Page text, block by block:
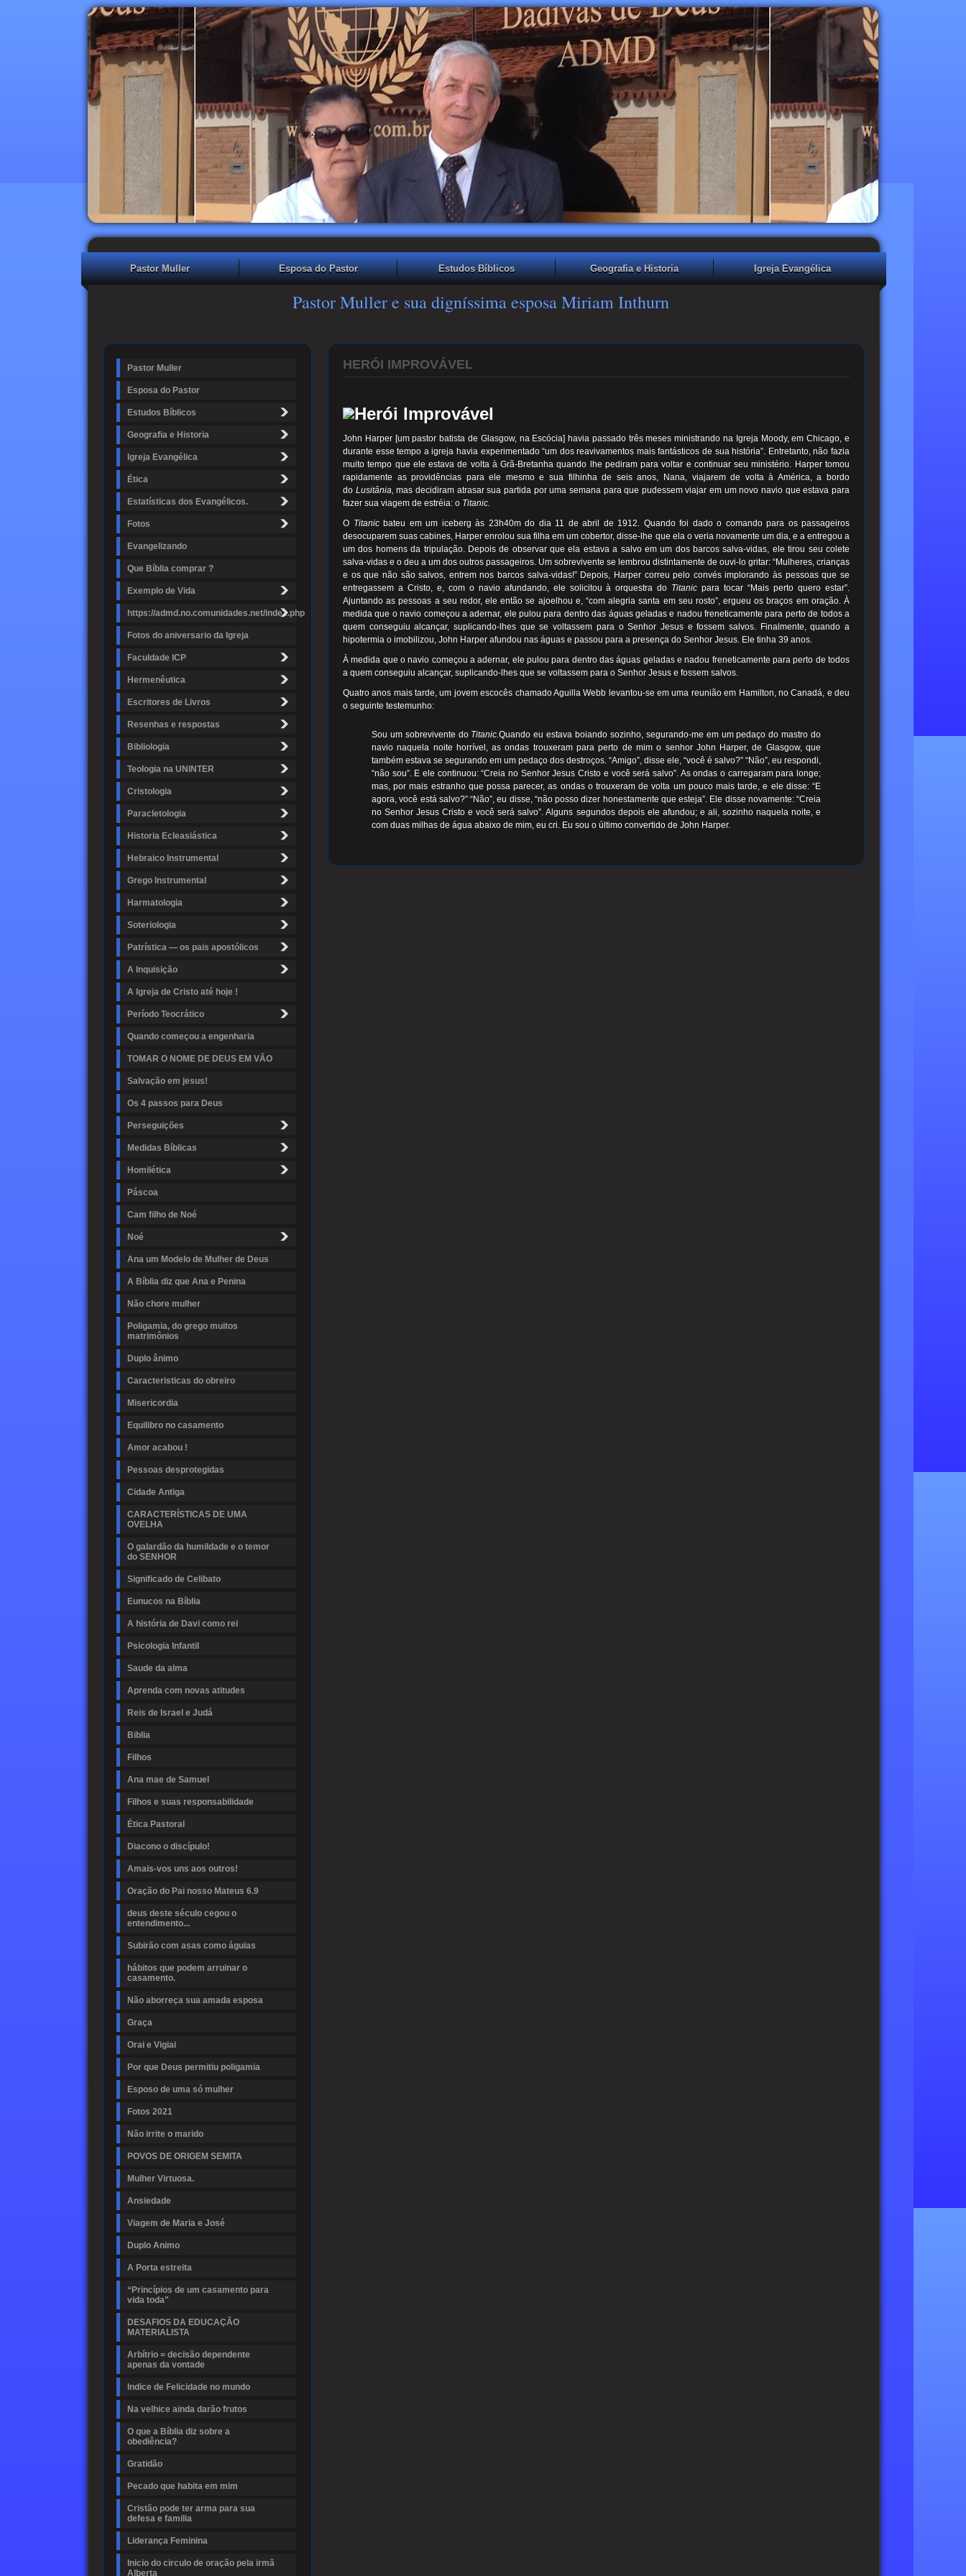
Pastor Muller Esposa do Pastor Estudos Bíblicos Geografia e Historia Igreja Evangélica
Pastor Muller e sua digníssima esposa Miriam Inthurn
Pastor Muller
Esposa do Pastor
Estudos Bíblicos
Geografia e Historia
Igreja Evangélica
Ética
Estatísticas dos Evangélicos.
Fotos
Evangelizando
Que Bíblia comprar ?
Exemplo de Vida
https://admd.no.comunidades.net/index.php
Fotos do aniversario da Igreja
Faculdade ICP
Hermenêutica
Escritores de Livros
Resenhas e respostas
Bibliologia
Teologia na UNINTER
Cristologia
Paracletologia
Historia Ecleasiástica
Hebraico Instrumental
Grego Instrumental
Harmatologia
Soteriologia
Patrística — os pais apostólicos
A Inquisição
A Igreja de Cristo até hoje !
Período Teocrático
Quando começou a engenharia
TOMAR O NOME DE DEUS EM VÃO
Salvação em jesus!
Os 4 passos para Deus
Perseguições
Medidas Bíblicas
Homilética
Páscoa
Cam filho de Noé
Noé
Ana um Modelo de Mulher de Deus
A Bíblia diz que Ana e Penina
Não chore mulher
Poligamia, do grego muitos
matrimônios
Duplo ânimo
Caracteristicas do obreiro
Misericordia
Equilibro no casamento
Amor acabou !
Pessoas desprotegidas
Cidade Antiga
CARACTERÍSTICAS DE UMA
OVELHA
O galardão da humildade e o temor
do SENHOR
Significado de Celibato
Eunucos na Bíblia
A história de Davi como rei
Psicologia Infantil
Saude da alma
Aprenda com novas atitudes
Reis de Israel e Judá
Biblia
Filhos
Ana mae de Samuel
Filhos e suas responsabilidade
Ética Pastoral
Diacono o discípulo!
Amais-vos uns aos outros!
Oração do Pai nosso Mateus 6.9
deus deste século cegou o
entendimento...
Subirão com asas como águias
hábitos que podem arruinar o
casamento.
Não aborreça sua amada esposa
Graça
Orai e Vigiai
Por que Deus permitiu poligamia
Esposo de uma só mulher
Fotos 2021
Não irrite o marido
POVOS DE ORIGEM SEMITA
Mulher Virtuosa.
Ansiedade
Viagem de Maria e José
Duplo Animo
A Porta estreita
“Princípios de um casamento para
vida toda"
DESAFIOS DA EDUCAÇÃO
MATERIALISTA
Arbítrio = decisão dependente
apenas da vontade
Indice de Felicidade no mundo
Na velhice ainda darão frutos
O que a Bíblia diz sobre a
obediência?
Gratidão
Pecado que habita em mim
Cristão pode ter arma para sua
defesa e familia
Liderança Feminina
Inicio do circulo de oração pela irmã
Alberta
HERÓI IMPROVÁVEL
John Harper [um pastor batista de Glasgow, na Escócia] havia passado três meses ministrando na Igreja Moody, em Chicago, e
durante esse tempo a igreja havia experimentado “um dos reavivamentos mais fantásticos de sua história”. Entretanto, não fazia
muito tempo que ele estava de volta à Grã-Bretanha quando lhe pediram para voltar e continuar seu ministério. Harper tomou
rapidamente as providências para ele mesmo e sua filhinha de seis anos, Nana, viajarem de volta à América, a bordo
do Lusitânia, mas decidiram atrasar sua partida por uma semana para que pudessem viajar em um novo navio que estava para
fazer sua viagem de estréia: o Titanic.
O Titanicbateu em um iceberg às 23h40m do dia 11 de abril de 1912. Quando foi dado o comando para os passageiros
desocuparem suas cabines, Harper enrolou sua filha em um cobertor, disse-lhe que ela o veria novamente um dia, e a entregou a
um dos homens da tripulação. Depois de observar que ela estava a salvo em um dos barcos salva-vidas, ele tirou seu colete
salva-vidas e o deu a um dos outros passageiros. Um sobrevivente se lembrou distintamente de ouvi-lo gritar: “Mulheres, crianças
e os que não são salvos, entrem nos barcos salva-vidas!” Depois, Harper correu pelo convés implorando às pessoas que se
entregassem a Cristo, e, com o navio afundando, ele solicitou à orquestra do Titanic para tocar “Mais perto quero estar”.
Ajuntando as pessoas a seu redor, ele então se ajoelhou e, “com alegria santa em seu rosto”, ergueu os braços em oração. À
medida que o navio começou a adernar, ele pulou para dentro das águas geladas e nadou freneticamente para perto de todos a
quem conseguiu alcançar, suplicando-lhes que se voltassem para o Senhor Jesus e fossem salvos. Finalmente, quando a
hipotermia o imobilizou, John Harper afundou nas águas e passou para a presença do Senhor Jesus. Ele tinha 39 anos.
À medida que o navio começou a adernar, ele pulou para dentro das águas geladas e nadou freneticamente para perto de todos
a quem conseguiu alcançar, suplicando-lhes que se voltassem para o Senhor Jesus e fossem salvos.
Quatro anos mais tarde, um jovem escocês chamado Aguilla Webb levantou-se em uma reunião em Hamilton, no Canadá, e deu
o seguinte testemunho:
Sou um sobrevivente do Titanic.Quando eu estava boiando sozinho, segurando-me em um pedaço do mastro do
navio naquela noite horrível, as ondas trouxeram para perto de mim o senhor John Harper, de Glasgow, que
também estava se segurando em um pedaço dos destroços. “Amigo”, disse ele, “você é salvo?” “Não”, eu respondi,
“não sou”. E ele continuou: “Creia no Senhor Jesus Cristo e você será salvo”. As ondas o carregaram para longe;
mas, por mais estranho que possa parecer, as ondas o trouxeram de volta um pouco mais tarde, e ele disse: “E
agora, você está salvo?” “Não”, eu disse, “não posso dizer honestamente que esteja”. Ele disse novamente: “Creia
no Senhor Jesus Cristo e você será salvo”. Alguns segundos depois ele afundou; e ali, sozinho naquela noite, e
com duas milhas de água abaixo de mim, eu cri. Eu sou o último convertido de John Harper.